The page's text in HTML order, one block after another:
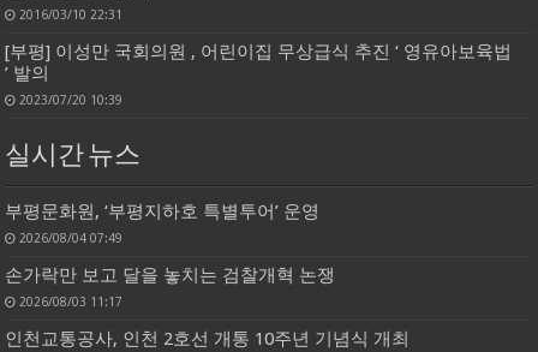
2016/03/10 22:31
[부평] 이성만 국회의원 , 어린이집 무상급식 추진 ‘ 영유아보육법
’ 발의
2023/07/20 10:39
실시간 뉴스
부평문화원, ‘부평지하호 특별투어’ 운영
2026/08/04 07:49
손가락만 보고 달을 놓치는 검찰개혁 논쟁
2026/08/03 11:17
인천교통공사, 인천 2호선 개통 10주년 기념식 개최